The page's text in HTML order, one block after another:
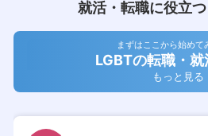
就活・転職に役立
まずはここから始めて
LGBTの転職・就
もっと見る